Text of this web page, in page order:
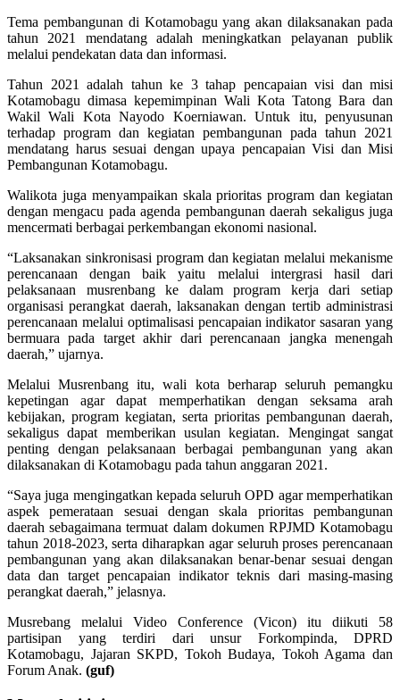
Tema pembangunan di Kotamobagu yang akan dilaksanakan pada
tahun 2021 mendatang adalah meningkatkan pelayanan publik
melalui pendekatan data dan informasi.
Tahun 2021 adalah tahun ke 3 tahap pencapaian visi dan misi
Kotamobagu dimasa kepemimpinan Wali Kota Tatong Bara dan
Wakil Wali Kota Nayodo Koerniawan. Untuk itu, penyusunan
terhadap program dan kegiatan pembangunan pada tahun 2021
mendatang harus sesuai dengan upaya pencapaian Visi dan Misi
Pembangunan Kotamobagu.
Walikota juga menyampaikan skala prioritas program dan kegiatan
dengan mengacu pada agenda pembangunan daerah sekaligus juga
mencermati berbagai perkembangan ekonomi nasional.
“Laksanakan sinkronisasi program dan kegiatan melalui mekanisme
perencanaan dengan baik yaitu melalui intergrasi hasil dari
pelaksanaan musrenbang ke dalam program kerja dari setiap
organisasi perangkat daerah, laksanakan dengan tertib administrasi
perencanaan melalui optimalisasi pencapaian indikator sasaran yang
bermuara pada target akhir dari perencanaan jangka menengah
daerah,” ujarnya.
Melalui Musrenbang itu, wali kota berharap seluruh pemangku
kepetingan agar dapat memperhatikan dengan seksama arah
kebijakan, program kegiatan, serta prioritas pembangunan daerah,
sekaligus dapat memberikan usulan kegiatan. Mengingat sangat
penting dengan pelaksanaan berbagai pembangunan yang akan
dilaksanakan di Kotamobagu pada tahun anggaran 2021.
“Saya juga mengingatkan kepada seluruh OPD agar memperhatikan
aspek pemerataan sesuai dengan skala prioritas pembangunan
daerah sebagaimana termuat dalam dokumen RPJMD Kotamobagu
tahun 2018-2023, serta diharapkan agar seluruh proses perencanaan
pembangunan yang akan dilaksanakan benar-benar sesuai dengan
data dan target pencapaian indikator teknis dari masing-masing
perangkat daerah,” jelasnya.
Musrebang melalui Video Conference (Vicon) itu diikuti 58
partisipan yang terdiri dari unsur Forkompinda, DPRD
Kotamobagu, Jajaran SKPD, Tokoh Budaya, Tokoh Agama dan
Forum Anak. (guf)